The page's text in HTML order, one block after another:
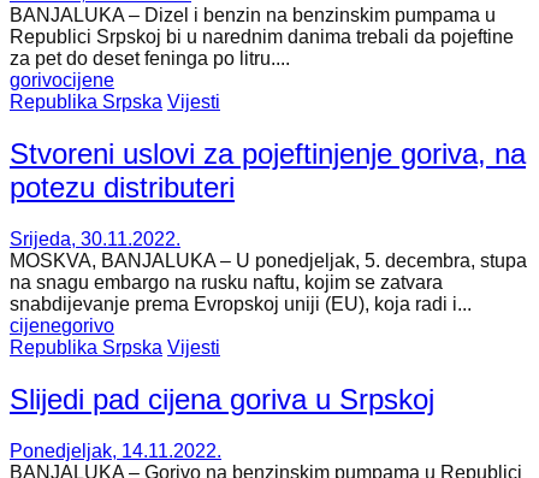
BANJALUKA – Dizel i benzin na benzinskim pumpama u
Republici Srpskoj bi u narednim danima trebali da pojeftine
za pet do deset feninga po litru....
gorivocijene
Republika Srpska Vijesti
Stvoreni uslovi za pojeftinjenje goriva, na
potezu distributeri
Srijeda, 30.11.2022.
​MOSKVA, BANJALUKA – U ponedjeljak, 5. decembra, stupa
na snagu embargo na rusku naftu, kojim se zatvara
snabdijevanje prema Evropskoj uniji (EU), koja radi i...
cijenegorivo
Republika Srpska Vijesti
Slijedi pad cijena goriva u Srpskoj
Ponedjeljak, 14.11.2022.
BANJALUKA – Gorivo na benzinskim pumpama u Republici